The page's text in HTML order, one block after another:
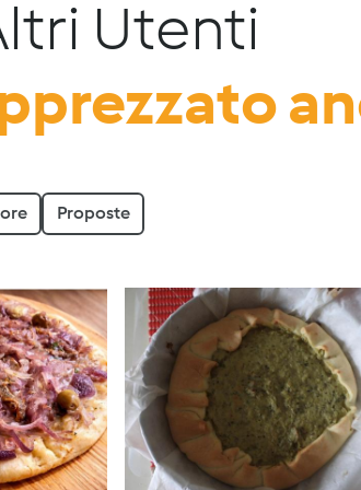
Utenti
Proposte